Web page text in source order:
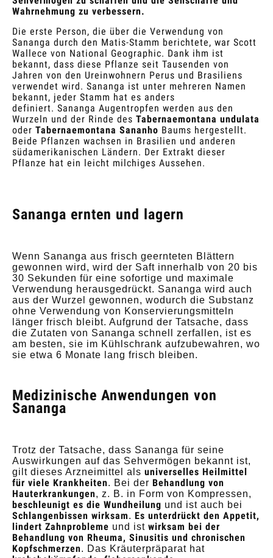
Wahrnehmung zu verbessern.
Die erste Person, die über die Verwendung von
Sananga durch den Matis-Stamm berichtete, war Scott
Wallece von National Geographic. Dank ihm ist
bekannt, dass diese Pflanze seit Tausenden von
Jahren von den Ureinwohnern Perus und Brasiliens
verwendet wird. Sananga ist unter mehreren Namen
bekannt, jeder Stamm hat es anders
definiert. Sananga Augentropfen werden aus den
Wurzeln und der Rinde des Tabernaemontana undulata
oder Tabernaemontana Sananho Baums hergestellt.
Beide Pflanzen wachsen in Brasilien und anderen
südamerikanischen Ländern. Der Extrakt dieser
Pflanze hat ein leicht milchiges Aussehen.
Sananga ernten und lagern
Wenn Sananga aus frisch geernteten Blättern
gewonnen wird, wird der Saft innerhalb von 20 bis
30 Sekunden für eine sofortige und maximale
Verwendung herausgedrückt. Sananga wird auch
aus der Wurzel gewonnen, wodurch die Substanz
ohne Verwendung von Konservierungsmitteln
länger frisch bleibt. Aufgrund der Tatsache, dass
die Zutaten von Sananga schnell zerfallen, ist es
am besten, sie im Kühlschrank aufzubewahren, wo
sie etwa 6 Monate lang frisch bleiben.
Medizinische Anwendungen von
Sananga
Trotz der Tatsache, dass Sananga für seine
Auswirkungen auf das Sehvermögen bekannt ist,
gilt dieses Arzneimittel als universelles Heilmittel
für viele Krankheiten. Bei der Behandlung von
Hauterkrankungen, z. B. in Form von Kompressen,
beschleunigt es die Wundheilung und ist auch bei
Schlangenbissen wirksam. Es unterdrückt den Appetit,
lindert Zahnprobleme und ist wirksam bei der
Behandlung von Rheuma, Sinusitis und chronischen
Kopfschmerzen. Das Kräuterpräparat hat